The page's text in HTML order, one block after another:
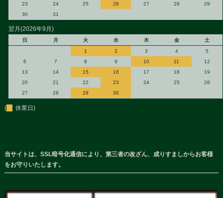
23
24 25 26 27 28
29
30
31
翌月(2026年9月)
日 月 火 水 木 金
土
1
2 3 4
5
6
7 8 9 10 11
12
13
14 15 16 17 18
19
20
21 22 23 24 25
26
27
28 29 30
( 休業日)
当サイトは、SSL暗号化通信により、第三者の改ざん、成りすましからお客様
をお守りいたします。